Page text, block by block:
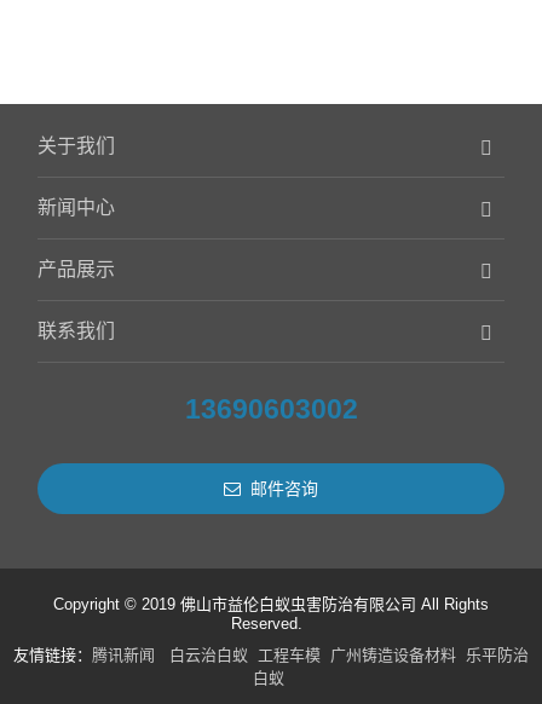
关于我们
新闻中心
产品展示
联系我们
13690603002
邮件咨询
Copyright © 2019 佛山市益伦白蚁虫害防治有限公司 All Rights
Reserved.
友情链接： 腾讯新闻 白云治白蚁 工程车模 广州铸造设备材料 乐平防治
白蚁